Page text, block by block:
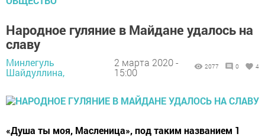
Народное гуляние в Майдане удалось на
славу
Минлегуль
Шайдуллина,
2 марта 2020 -
15:00
2077 0 4
«Душа ты моя, Масленица», под таким названием 1